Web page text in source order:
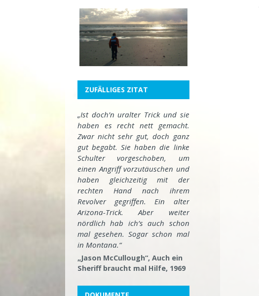
ZUFÄLLIGES ZITAT
„Ist doch’n uralter Trick und sie
haben es recht nett gemacht.
Zwar nicht sehr gut, doch ganz
gut begabt. Sie haben die linke
Schulter vorgeschoben, um
einen Angriff vorzutäuschen und
haben gleichzeitig mit der
rechten Hand nach ihrem
Revolver gegriffen. Ein alter
Arizona-Trick. Aber weiter
nördlich hab ich’s auch schon
mal gesehen. Sogar schon mal
in Montana.“
„Jason McCullough“, Auch ein
Sheriff braucht mal Hilfe, 1969